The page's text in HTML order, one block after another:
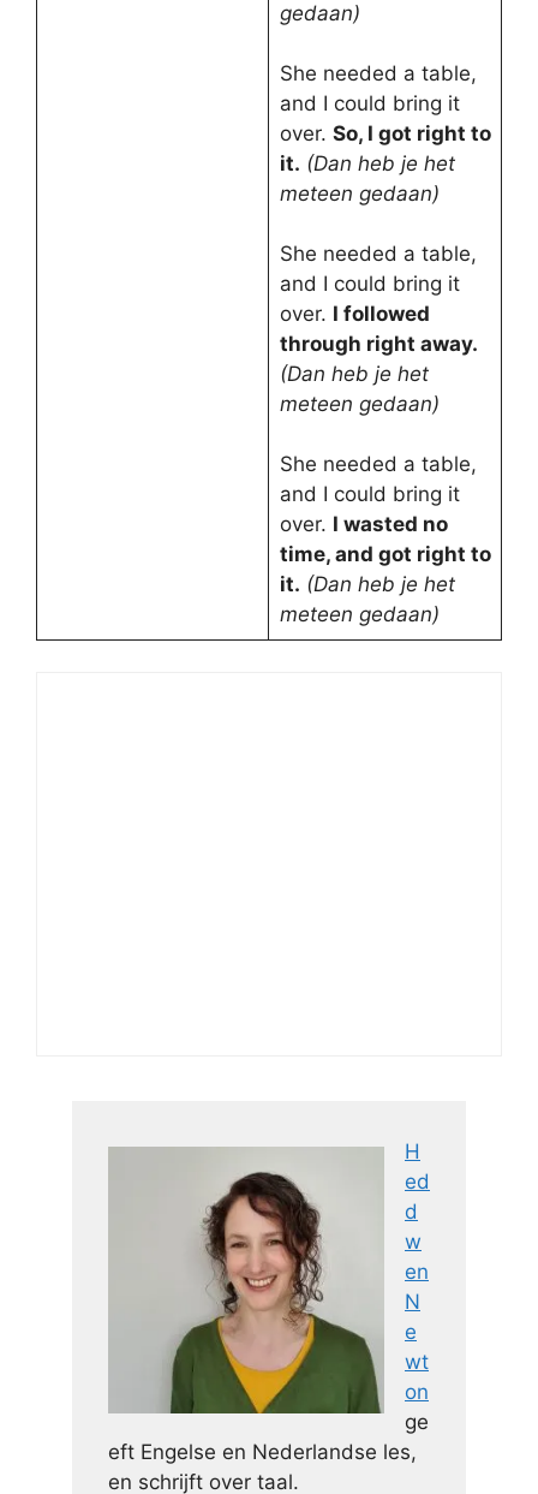
gedaan)
She needed a table,
and I could bring it
over. So, I got right to
it. (Dan heb je het
meteen gedaan)
She needed a table,
and I could bring it
over. I followed
through right away.
(Dan heb je het
meteen gedaan)
She needed a table,
and I could bring it
over. I wasted no
time, and got right to
it. (Dan heb je het
meteen gedaan)
H
ed
d
w
en
N
e
wt
on
ge
eft Engelse en Nederlandse les,
en schrijft over taal.